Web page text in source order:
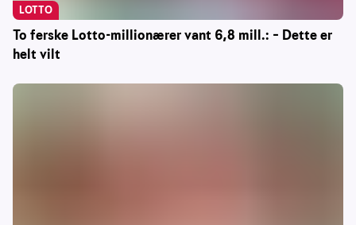
To ferske Lotto-millionærer vant 6,8 mill.: – Dette er
helt vilt
LOTTO